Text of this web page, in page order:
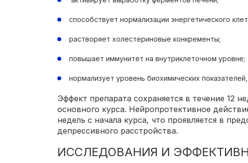
способствует нормализации энергетического
растворяет холестериновые конкременты;
повышает иммунитет на внутриклеточном уровне;
нормализует уровень биохимических
Эффект препарата сохраняется в течение 12
основного курса. Нейропротективное
недель с начала курса, что проявляется в
депрессивного расстройства.
ИССЛЕДОВАНИЯ И